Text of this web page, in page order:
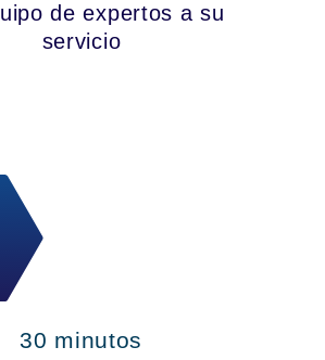
de expertos a su
servicio
30 minutos